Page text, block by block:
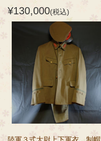
¥130,000(税込)